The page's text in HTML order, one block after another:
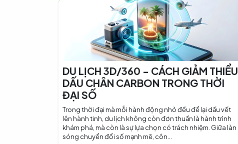
DU LỊCH 3D/360 - CÁCH GIẢM THIỂU
DẤU CHÂN CARBON TRONG THỜI
ĐẠI SỐ
Trong thời đại mà mỗi hành động nhỏ đều để lại dấu vết
lên hành tinh, du lịch không còn đơn thuần là hành trình
khám phá, mà còn là sự lựa chọn có trách nhiệm. Giữa làn
sóng chuyển đổi số mạnh mẽ, côn...